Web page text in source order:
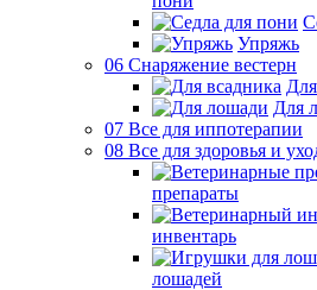
Упряжь
06 Снаряжение вестерн
Для
07 Все для иппотерапии
08 Все для здоровья и
препараты
инвентарь
лошадей